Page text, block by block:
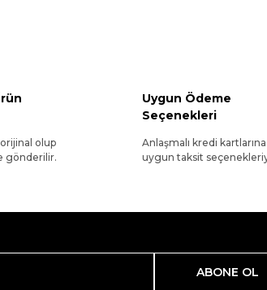
olup
gönderilir.
Uygun Ödeme
Seçenekleri
Anlaşmalı kredi kartlarına
uygun taksit
ABONE OL